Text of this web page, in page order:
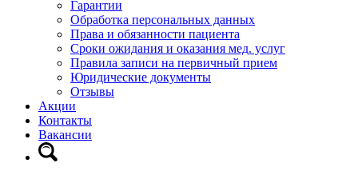
Гарантии
Обработка персональных данных
Права и обязанности пациента
Сроки ожидания и оказания мед. услуг
Правила записи на первичный прием
Юридические документы
Отзывы
Акции
Контакты
Вакансии